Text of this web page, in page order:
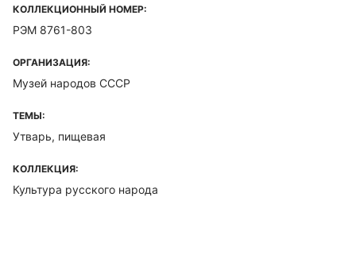
КОЛЛЕКЦИОННЫЙ НОМЕР:
РЭМ 8761-803
ОРГАНИЗАЦИЯ:
Музей народов СССР
ТЕМЫ:
Утварь, пищевая
КОЛЛЕКЦИЯ:
Культура русского народа